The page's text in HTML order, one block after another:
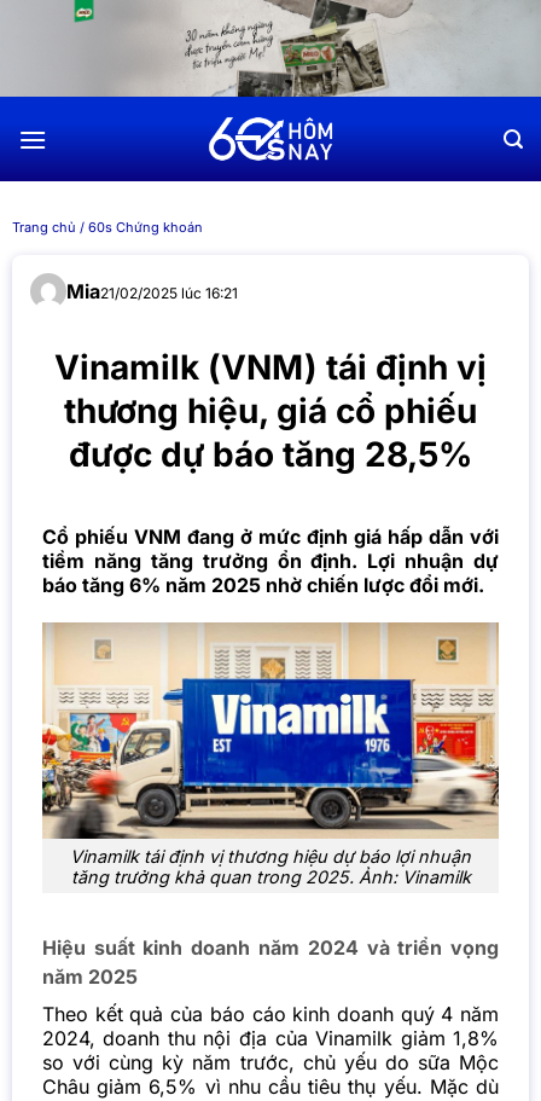
dung
Trang chủ / 60s Chứng khoán
Mia21/02/2025 lúc 16:21
Vinamilk (VNM) tái định vị
thương hiệu, giá cổ phiếu
được dự báo tăng 28,5%
Cổ phiếu VNM đang ở mức định giá hấp dẫn với
tiềm năng tăng trưởng ổn định. Lợi nhuận dự
báo tăng 6% năm 2025 nhờ chiến lược đổi mới.
Vinamilk tái định vị thương hiệu dự báo lợi nhuận
tăng trưởng khả quan trong 2025. Ảnh: Vinamilk
Hiệu suất kinh doanh năm 2024 và triển vọng
năm 2025
Theo kết quả của báo cáo kinh doanh quý 4 năm
2024, doanh thu nội địa của Vinamilk giảm 1,8%
so với cùng kỳ năm trước, chủ yếu do sữa Mộc
Châu giảm 6,5% vì nhu cầu tiêu thụ yếu. Mặc dù